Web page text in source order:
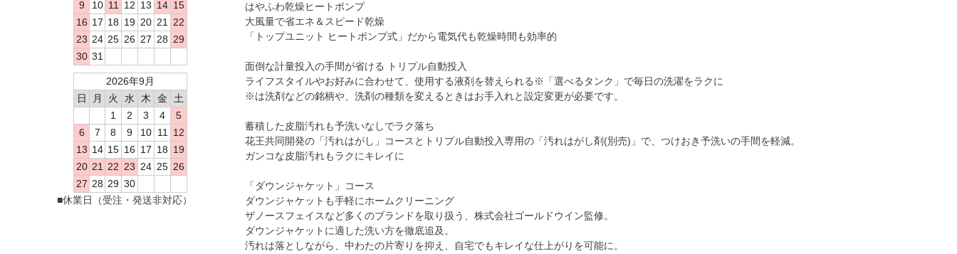
9
10 11 12 13 14 15
16 17 18 19 20 21
22
23 24 25 26 27 28 29
30 31
2026年9月
日
月 火 水 木 金
土
1
2 3 4
5
6
7 8 9 10 11
12
13 14 15 16 17 18 19
20 21 22 23 24 25 26
27 28 29 30
■休業日（受注・発送非対応）
はやふわ乾燥ヒートポンプ
大風量で省エネ＆スピード乾燥
「トップユニット ヒートポンプ式」だから電気代も乾燥時間も効率的
面倒な計量投入の手間が省ける トリプル自動投入
ライフスタイルやお好みに合わせて、使用する液剤を替えられる※「選べるタンク」で毎日の洗濯をラクに
※は洗剤などの銘柄や、洗剤の種類を変えるときはお手入れと設定変更が必要です。
蓄積した皮脂汚れも予洗いなしでラク落ち
花王共同開発の「汚れはがし」コースとトリプル自動投入専用の「汚れはがし剤(別売)」で、つけおき予洗いの手間を軽減。
ガンコな皮脂汚れもラクにキレイに
「ダウンジャケット」コース
ダウンジャケットも手軽にホームクリーニング
ザノースフェイスなど多くのブランドを取り扱う、株式会社ゴールドウイン監修。
ダウンジャケットに適した洗い方を徹底追及。
汚れは落としながら、中わたの片寄りを抑え、自宅でもキレイな仕上がりを可能に。